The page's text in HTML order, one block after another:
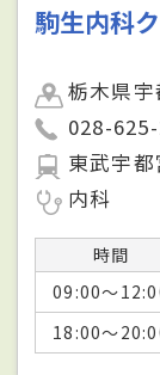
駒生内科
栃木県
028-
東武宇都
内科
時間
09:00～
18:00～